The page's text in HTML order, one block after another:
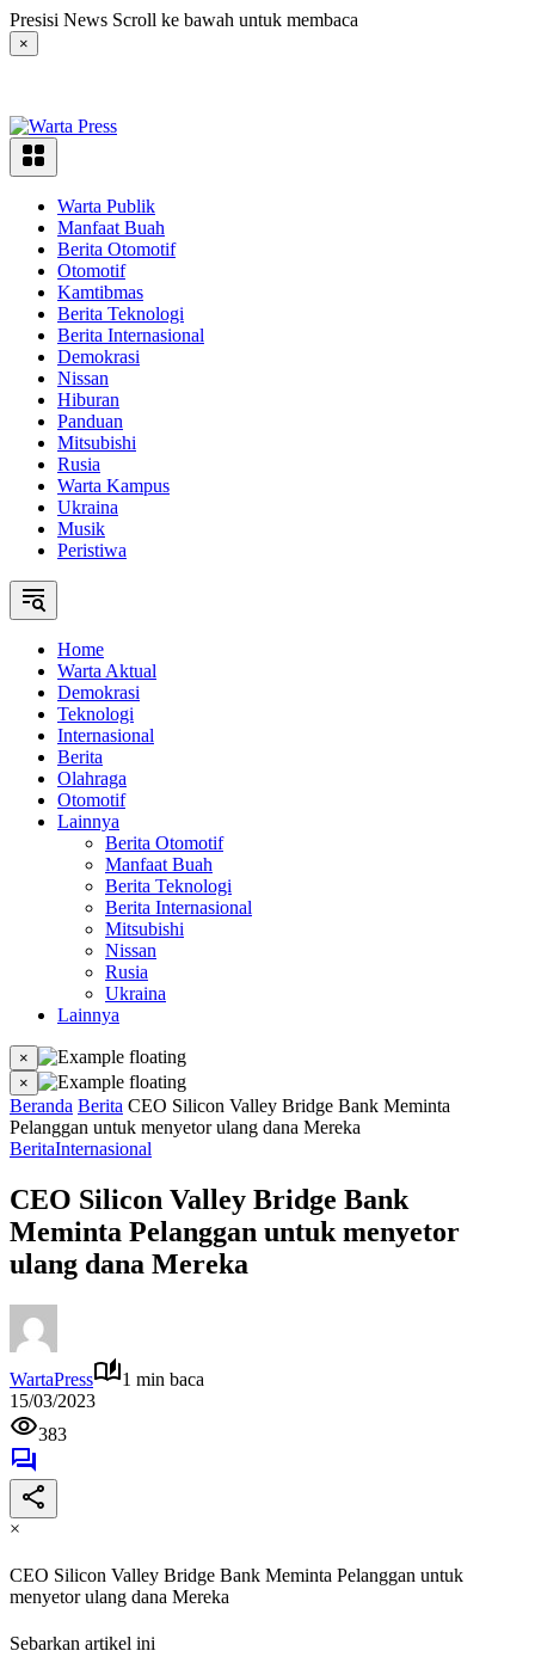
Langsung
ke
konten
Presisi News Scroll ke bawah untuk membaca
×
Warta Publik
Manfaat Buah
Berita Otomotif
Otomotif
Kamtibmas
Berita Teknologi
Berita Internasional
Demokrasi
Nissan
Hiburan
Panduan
Mitsubishi
Rusia
Warta Kampus
Ukraina
Musik
Peristiwa
Home
Warta Aktual
Demokrasi
Teknologi
Internasional
Berita
Olahraga
Otomotif
Lainnya
Berita Otomotif
Manfaat Buah
Berita Teknologi
Berita Internasional
Mitsubishi
Nissan
Rusia
Ukraina
Lainnya
×
×
Beranda Berita CEO Silicon Valley Bridge Bank Meminta
Pelanggan untuk menyetor ulang dana Mereka
BeritaInternasional
CEO Silicon Valley Bridge Bank
Meminta Pelanggan untuk menyetor
ulang dana Mereka
WartaPress
1 min baca
15/03/2023
383
×
CEO Silicon Valley Bridge Bank Meminta Pelanggan untuk
menyetor ulang dana Mereka
Sebarkan artikel ini